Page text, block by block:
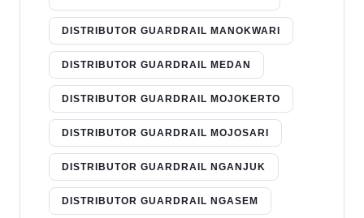
DISTRIBUTOR GUARDRAIL MANOKWARI
DISTRIBUTOR GUARDRAIL MEDAN
DISTRIBUTOR GUARDRAIL MOJOKERTO
DISTRIBUTOR GUARDRAIL MOJOSARI
DISTRIBUTOR GUARDRAIL NGANJUK
DISTRIBUTOR GUARDRAIL NGASEM